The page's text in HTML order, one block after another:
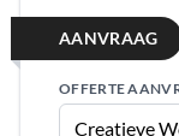
AANVRAAG
OFFERTE